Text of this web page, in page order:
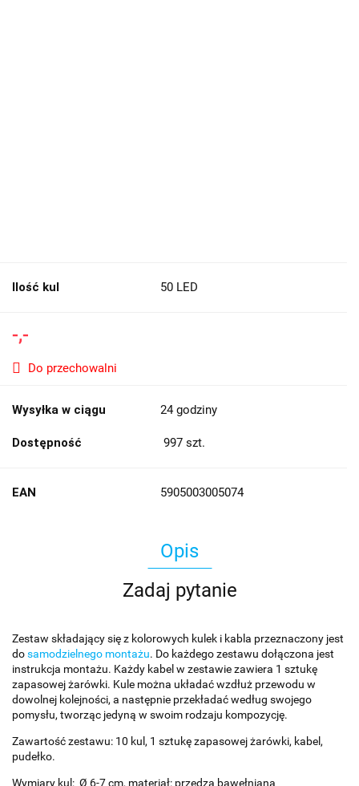
Ilość kul 50 LED
-,-
Do przechowalni
Wysyłka w ciągu 24 godziny
Dostępność 997 szt.
EAN 5905003005074
Opis
Zadaj pytanie
Zestaw składający się z kolorowych kulek i kabla przeznaczony jest
dosamodzielnego montażu. Do każdego zestawu dołączona jest
instrukcja montażu. Każdy kabel w zestawie zawiera 1 sztukę
zapasowej żarówki. Kule można układać wzdłuż przewodu w
dowolnej kolejności, a następnie przekładać według swojego
pomysłu, tworząc jedyną w swoim rodzaju kompozycję.
Zawartość zestawu: 10 kul, 1 sztukę zapasowej żarówki, kabel,
pudełko.
Wymiary kul: Ø 6-7 cm, materiał: przędza bawełniana